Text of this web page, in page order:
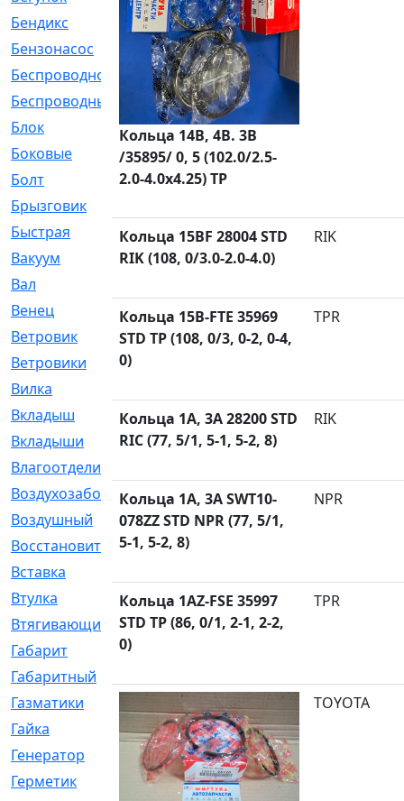
Бендикс
[26]
Бензонасос
[17]
Беспроводное
[2]
Беспроводные
[1]
Блок
[81]
Боковые
[4]
Болт
[247]
Брызговик
Быстрая
[2]
Вакуум
[23]
Вал
Венец
[16]
Ветровик
[132]
Ветровики
Вилка
Вкладыш
[41]
Вкладыши
[1131]
Влагоотделитель
Воздухозаборник
[2]
Воздушный
[1]
Восстановительный
[1]
Вставка
Втулка
[1875]
Втягивающий
[22]
Габарит
Габаритный
Газматики
[117]
Гайка
[104]
Генератор
[148]
Герметик
[15]
Кольца 14B, 4B. 3B
/35895/ 0, 5 (102.0/2.5-
2.0-4.0x4.25) TP
Кольца 15BF 28004 STD
RIK (108, 0/3.0-2.0-4.0)
RIK
Кольца 15B-FTE 35969
STD TP (108, 0/3, 0-2, 0-4,
0)
TPR
Кольца 1A, 3A 28200 STD
RIC (77, 5/1, 5-1, 5-2, 8)
RIK
Кольца 1A, 3A SWT10-
078ZZ STD NPR (77, 5/1,
5-1, 5-2, 8)
NPR
Кольца 1AZ-FSE 35997
STD TP (86, 0/1, 2-1, 2-2,
0)
TPR
TOYOTA